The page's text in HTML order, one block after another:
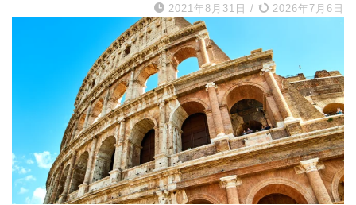
2021年8月31日 / 2026年7月6日